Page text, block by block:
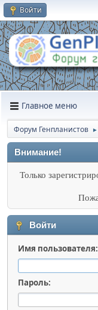
Войти
Главное меню
Форум Генпланистов ►
Внимание!
Только
Войти
Имя пользователя:
Пароль: